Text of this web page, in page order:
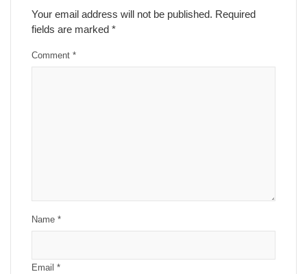
Your email address will not be published. Required
fields are marked *
Comment *
Name *
Email *